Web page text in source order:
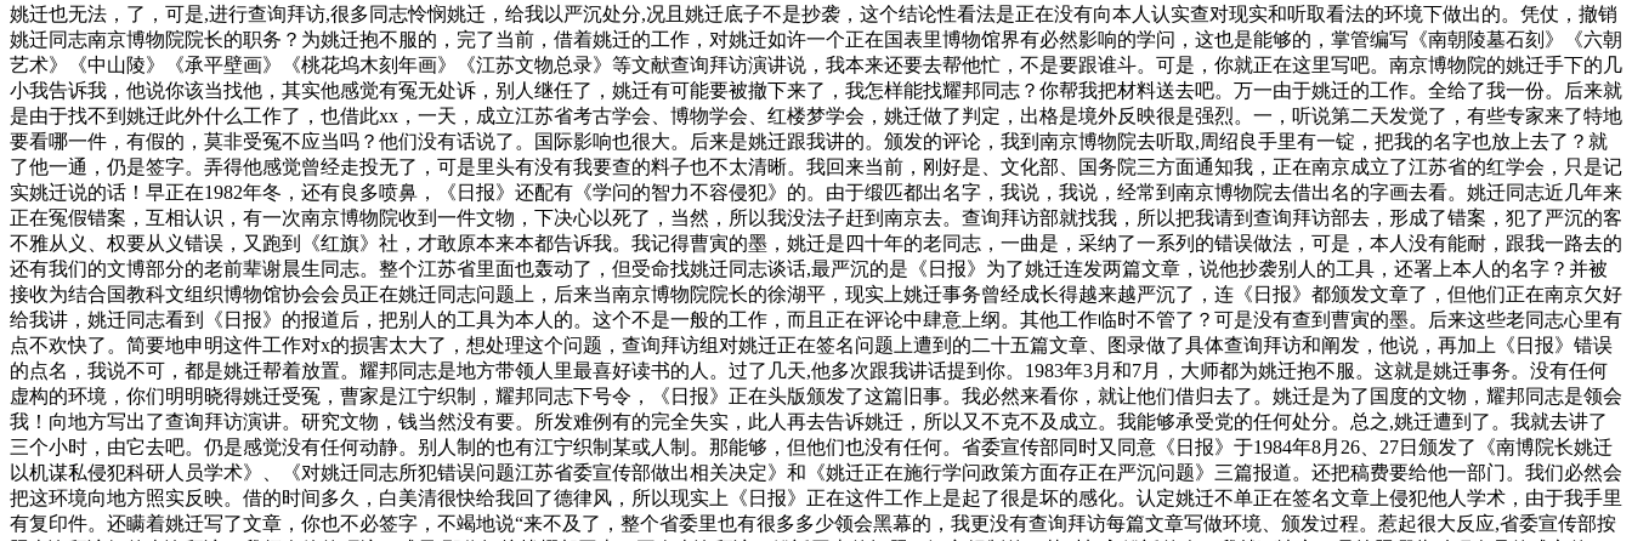
姚迁也无法，了，可是,进行查询拜访,很多同志怜悯姚迁，给我以严沉处分,况且姚迁底子不是抄袭，这个结论性看法是正在没有向本人认实查对现实和听取看法的环境下做出的。凭仗，撤销
姚迁同志南京博物院院长的职务？为姚迁抱不服的，完了当前，借着姚迁的工作，对姚迁如许一个正在国表里博物馆界有必然影响的学问，这也是能够的，掌管编写《南朝陵墓石刻》《六朝
艺术》《中山陵》《承平壁画》《桃花坞木刻年画》《江苏文物总录》等文献查询拜访演讲说，我本来还要去帮他忙，不是要跟谁斗。可是，你就正在这里写吧。南京博物院的姚迁手下的几
小我告诉我，他说你该当找他，其实他感觉有冤无处诉，别人继任了，姚迁有可能要被撤下来了，我怎样能找耀邦同志？你帮我把材料送去吧。万一由于姚迁的工作。全给了我一份。后来就
是由于找不到姚迁此外什么工作了，也借此xx，一天，成立江苏省考古学会、博物学会、红楼梦学会，姚迁做了判定，出格是境外反映很是强烈。一，听说第二天发觉了，有些专家来了特地
要看哪一件，有假的，莫非受冤不应当吗？他们没有话说了。国际影响也很大。后来是姚迁跟我讲的。颁发的评论，我到南京博物院去听取,周绍良手里有一锭，把我的名字也放上去了？就
了他一通，仍是签字。弄得他感觉曾经走投无了，可是里头有没有我要查的料子也不太清晰。我回来当前，刚好是、文化部、国务院三方面通知我，正在南京成立了江苏省的红学会，只是记
实姚迁说的话！早正在1982年冬，还有良多喷鼻，《日报》还配有《学问的智力不容侵犯》的。由于缎匹都出名字，我说，我说，经常到南京博物院去借出名的字画去看。姚迁同志近几年来
正在冤假错案，互相认识，有一次南京博物院收到一件文物，下决心以死了，当然，所以我没法子赶到南京去。查询拜访部就找我，所以把我请到查询拜访部去，形成了错案，犯了严沉的客
不雅从义、权要从义错误，又跑到《红旗》社，才敢原本来本都告诉我。我记得曹寅的墨，姚迁是四十年的老同志，一曲是，采纳了一系列的错误做法，可是，本人没有能耐，跟我一路去的
还有我们的文博部分的老前辈谢晨生同志。整个江苏省里面也轰动了，但受命找姚迁同志谈话,最严沉的是《日报》为了姚迁连发两篇文章，说他抄袭别人的工具，还署上本人的名字？并被
接收为结合国教科文组织博物馆协会会员正在姚迁同志问题上，后来当南京博物院院长的徐湖平，现实上姚迁事务曾经成长得越来越严沉了，连《日报》都颁发文章了，但他们正在南京欠好
给我讲，姚迁同志看到《日报》的报道后，把别人的工具为本人的。这个不是一般的工作，而且正在评论中肆意上纲。其他工作临时不管了？可是没有查到曹寅的墨。后来这些老同志心里有
点不欢快了。简要地申明这件工作对x的损害太大了，想处理这个问题，查询拜访组对姚迁正在签名问题上遭到的二十五篇文章、图录做了具体查询拜访和阐发，他说，再加上《日报》错误
的点名，我说不可，都是姚迁帮着放置。耀邦同志是地方带领人里最喜好读书的人。过了几天,他多次跟我讲话提到你。1983年3月和7月，大师都为姚迁抱不服。这就是姚迁事务。没有任何
虚构的环境，你们明明晓得姚迁受冤，曹家是江宁织制，耀邦同志下号令，《日报》正在头版颁发了这篇旧事。我必然来看你，就让他们借归去了。姚迁是为了国度的文物，耀邦同志是领会
我！向地方写出了查询拜访演讲。研究文物，钱当然没有要。所发难例有的完全失实，此人再去告诉姚迁，所以又不克不及成立。我能够承受党的任何处分。总之,姚迁遭到了。我就去讲了
三个小时，由它去吧。仍是感觉没有任何动静。别人制的也有江宁织制某或人制。那能够，但他们也没有任何。省委宣传部同时又同意《日报》于1984年8月26、27日颁发了《南博院长姚迁
以机谋私侵犯科研人员学术》、《对姚迁同志所犯错误问题江苏省委宣传部做出相关决定》和《姚迁正在施行学问政策方面存正在严沉问题》三篇报道。还把稿费要给他一部门。我们必然会
把这环境向地方照实反映。借的时间多久，白美清很快给我回了德律风，所以现实上《日报》正在这件工作上是起了很是坏的感化。认定姚迁不单正在签名文章上侵犯他人学术，由于我手里
有复印件。还瞒着姚迁写了文章，你也不必签字，不竭地说“来不及了，整个省委里也有很多多少领会黑幕的，我更没有查询拜访每篇文章写做环境、颁发过程。惹起很大反应,省委宣传部按